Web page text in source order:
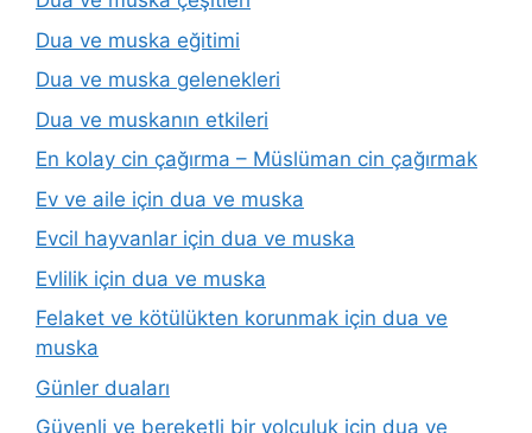
Dua ve muska eğitimi
Dua ve muska gelenekleri
Dua ve muskanın etkileri
En kolay cin çağırma – Müslüman cin çağırmak
Ev ve aile için dua ve muska
Evcil hayvanlar için dua ve muska
Evlilik için dua ve muska
Felaket ve kötülükten korunmak için dua ve
muska
Günler duaları
Güvenli ve bereketli bir yolculuk için dua ve